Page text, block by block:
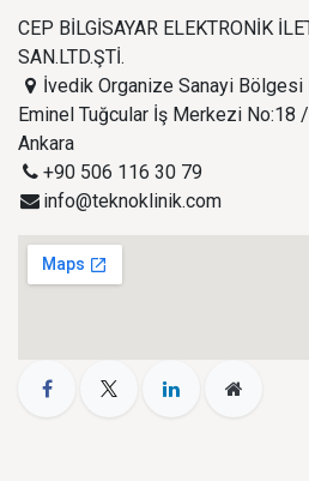
CEP BİLGİSAYAR ELEKTRONİK
SAN.LTD.ŞTİ.
İvedik Organize Sanayi Bölgesi
Eminel Tuğcular İş Merkezi No:18
Ankara
+90 506 116 30 79
info@teknoklinik.com